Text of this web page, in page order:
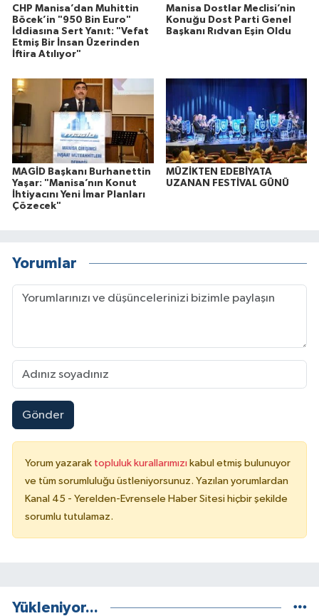
CHP Manisa’dan Muhittin
Böcek’in "950 Bin Euro"
İddiasına Sert Yanıt: "Vefat
Etmiş Bir İnsan Üzerinden
İftira Atılıyor"
Manisa Dostlar Meclisi’nin
Konuğu Dost Parti Genel
Başkanı Rıdvan Eşin Oldu
MAGİD Başkanı Burhanettin
Yaşar: "Manisa’nın Konut
İhtiyacını Yeni İmar Planları
Çözecek"
MÜZİKTEN EDEBİYATA
UZANAN FESTİVAL GÜNÜ
Yorumlar
Gönder
Yorum yazarak topluluk kurallarımızı kabul etmiş bulunuyor
ve tüm sorumluluğu üstleniyorsunuz. Yazılan yorumlardan
Kanal 45 - Yerelden-Evrensele Haber Sitesi hiçbir şekilde
sorumlu tutulamaz.
Yükleniyor...